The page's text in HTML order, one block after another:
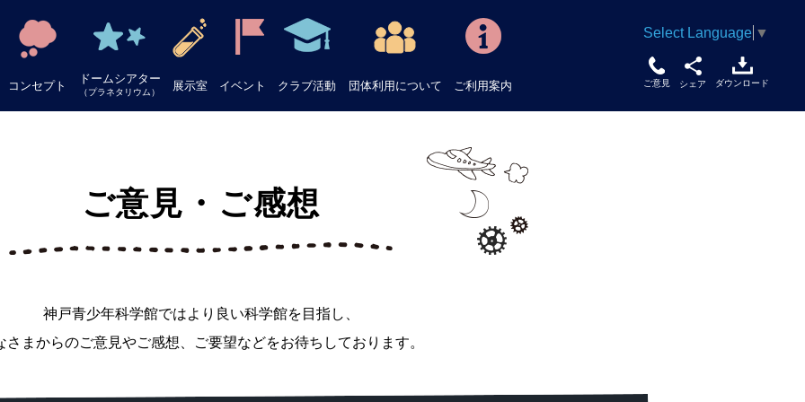
コンセプト
ドームシアター
（プラネタリウム） 展示室 イベント クラブ活動 団体利用について ご利用案内 ご意見 シェア ダウンロード
Select Language ▼
ご意見・ご感想
神戸青少年科学館ではより良い科学館を目指し、
さまからのご意見やご感想、ご要望などをお待ちしております。